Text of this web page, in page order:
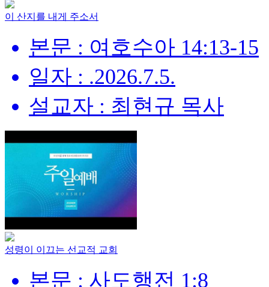
이 산지를 내게 주소서
본문 : 여호수아 14:13-15
일자 : .2026.7.5.
설교자 : 최현규 목사
성령이 이끄는 선교적 교회
본문 : 사도행전 1:8